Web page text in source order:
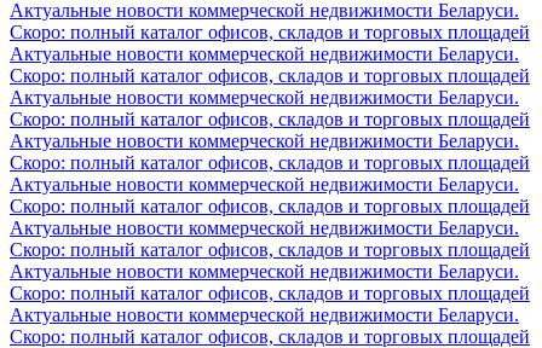
Актуальные новости коммерческой недвижимости Беларуси.
Скоро: полный каталог офисов, складов и торговых площадей
Актуальные новости коммерческой недвижимости Беларуси.
Скоро: полный каталог офисов, складов и торговых площадей
Актуальные новости коммерческой недвижимости Беларуси.
Скоро: полный каталог офисов, складов и торговых площадей
Актуальные новости коммерческой недвижимости Беларуси.
Скоро: полный каталог офисов, складов и торговых площадей
Актуальные новости коммерческой недвижимости Беларуси.
Скоро: полный каталог офисов, складов и торговых площадей
Актуальные новости коммерческой недвижимости Беларуси.
Скоро: полный каталог офисов, складов и торговых площадей
Актуальные новости коммерческой недвижимости Беларуси.
Скоро: полный каталог офисов, складов и торговых площадей
Актуальные новости коммерческой недвижимости Беларуси.
Скоро: полный каталог офисов, складов и торговых площадей